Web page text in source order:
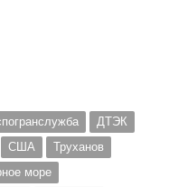
ДТЭК
США
Труханов
море